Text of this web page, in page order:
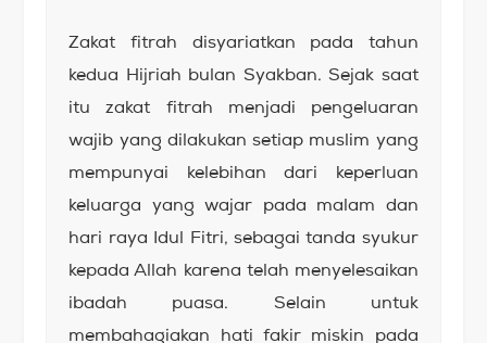
Zakat fitrah disyariatkan pada tahun
kedua Hijriah bulan Syakban. Sejak saat
itu zakat fitrah menjadi pengeluaran
wajib yang dilakukan setiap muslim yang
mempunyai kelebihan dari keperluan
keluarga yang wajar pada malam dan
hari raya Idul Fitri, sebagai tanda syukur
kepada Allah karena telah menyelesaikan
ibadah puasa. Selain untuk
membahagiakan hati fakir miskin pada